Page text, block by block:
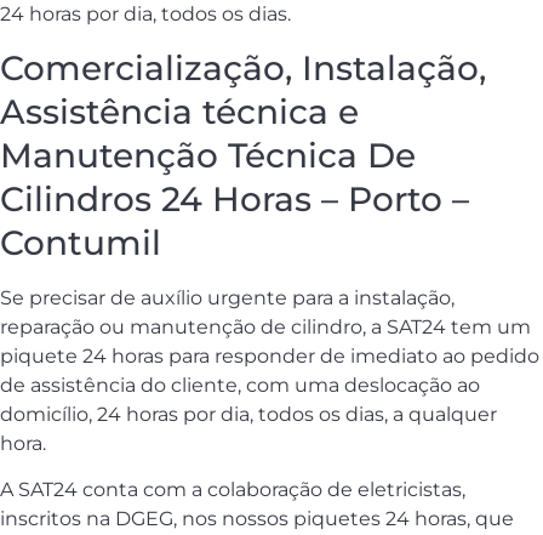
24 horas por dia, todos os dias.
Comercialização, Instalação,
Assistência técnica e
Manutenção Técnica De
Cilindros 24 Horas – Porto –
Contumil
Se precisar de auxílio urgente para a instalação,
reparação ou manutenção de cilindro, a SAT24 tem um
piquete 24 horas para responder de imediato ao pedido
de assistência do cliente, com uma deslocação ao
domicílio, 24 horas por dia, todos os dias, a qualquer
hora.
A SAT24 conta com a colaboração de eletricistas,
inscritos na DGEG, nos nossos piquetes 24 horas, que